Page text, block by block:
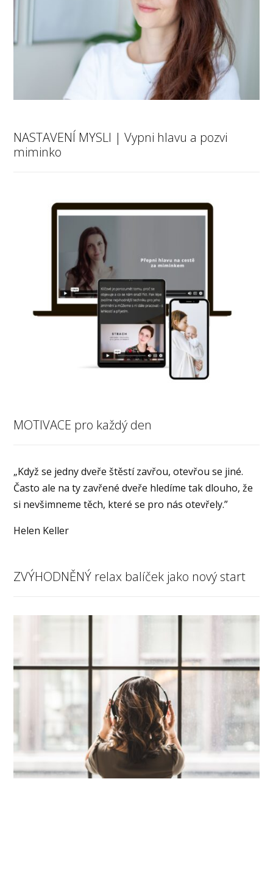
NASTAVENÍ MYSLI | Vypni hlavu a pozvi
miminko
MOTIVACE pro každý den
„Když se jedny dveře štěstí zavřou, otevřou se jiné.
Často ale na ty zavřené dveře hledíme tak dlouho, že
si nevšimneme těch, které se pro nás otevřely.”
Helen Keller
ZVÝHODNĚNÝ relax balíček jako nový start